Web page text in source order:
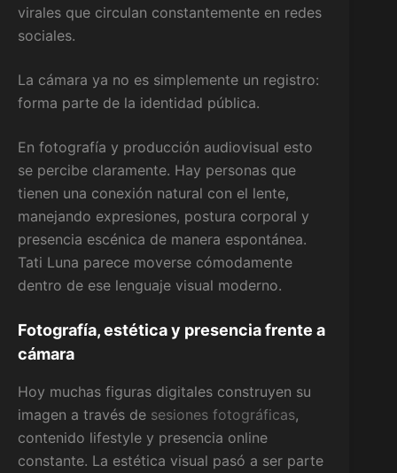
virales que circulan constantemente en redes
sociales.
La cámara ya no es simplemente un registro:
forma parte de la identidad pública.
En fotografía y producción audiovisual esto
se percibe claramente. Hay personas que
tienen una conexión natural con el lente,
manejando expresiones, postura corporal y
presencia escénica de manera espontánea.
Tati Luna parece moverse cómodamente
dentro de ese lenguaje visual moderno.
Fotografía, estética y presencia frente a
cámara
Hoy muchas figuras digitales construyen su
imagen a través de sesiones fotográficas,
contenido lifestyle y presencia online
constante. La estética visual pasó a ser parte